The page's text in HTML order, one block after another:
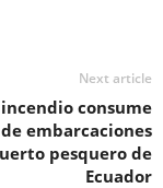
Next article
consume
embarcaciones
pesquero de
Ecuador